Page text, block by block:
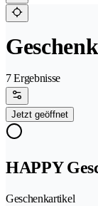
7 Ergebnisse
Jetzt geöffnet
HAPPY
Geschenkartikel